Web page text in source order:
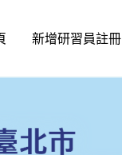
新增研習員註冊